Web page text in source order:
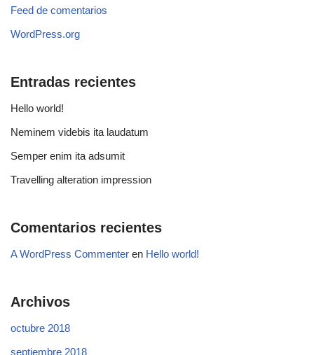
Feed de comentarios
WordPress.org
Entradas recientes
Hello world!
Neminem videbis ita laudatum
Semper enim ita adsumit
Travelling alteration impression
Comentarios recientes
A WordPress Commenter en Hello world!
Archivos
octubre 2018
septiembre 2018